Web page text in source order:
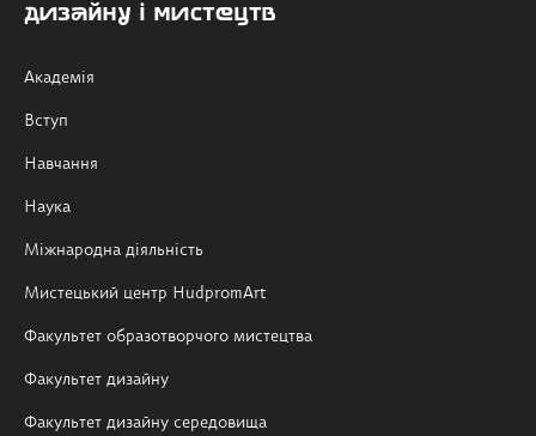
дизайну і мистецтв
Академія
Вступ
Навчання
Наука
Міжнародна діяльність
Мистецький центр HudpromArt
Факультет образотворчого мистецтва
Факультет дизайну
Факультет дизайну середовища